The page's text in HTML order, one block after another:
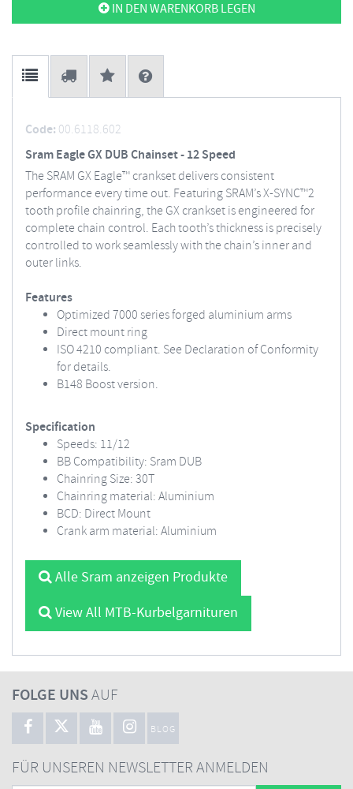
IN DEN WARENKORB LEGEN
Code: 00.6118.602
Sram Eagle GX DUB Chainset - 12 Speed
The SRAM GX Eagle™ crankset delivers consistent
performance every time out. Featuring SRAM’s X-SYNC™2
tooth profile chainring, the GX crankset is engineered for
complete chain control. Each tooth’s thickness is precisely
controlled to work seamlessly with the chain’s inner and
outer links.
Features
Optimized 7000 series forged aluminium arms
Direct mount ring
ISO 4210 compliant. See Declaration of Conformity
for details.
B148 Boost version.
Specification
Speeds: 11/12
BB Compatibility: Sram DUB
Chainring Size: 30T
Chainring material: Aluminium
BCD: Direct Mount
Crank arm material: Aluminium
Alle Sram anzeigen Produkte
View All MTB-Kurbelgarnituren
FOLGE UNSAUF
BLOG
FÜR UNSEREN NEWSLETTER ANMELDEN